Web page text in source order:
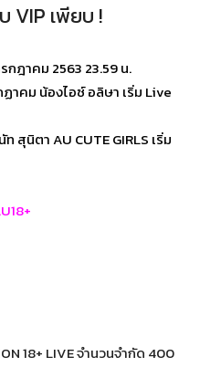
VIP เพียบ !
กฎาคม 2563 23.59 น.
ฏาคม น้องไอซ์ อลิษา เริ่ม Live
สุนิตา AU CUTE GIRLS เริ่ม
18+ LIVE จำนวนจำกัด 400